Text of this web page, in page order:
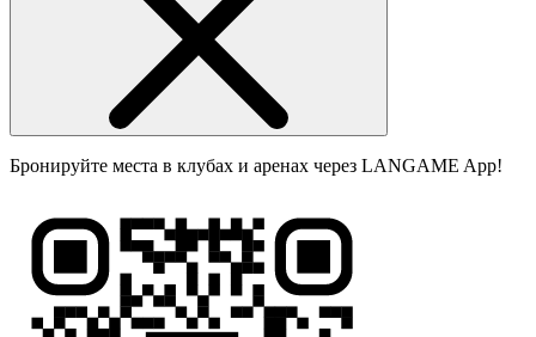
Бронируйте места в клубах и аренах через LANGAME App!